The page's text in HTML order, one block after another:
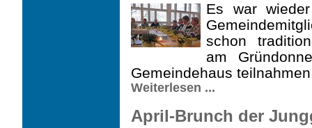
Es war
schon
am
Gemeindehaus
Weiterlesen ...
April-Brunch der